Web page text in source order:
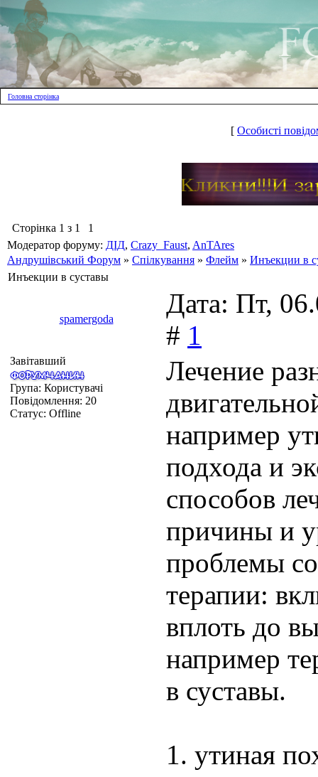
Головна сторінка
[ Особисті
Сторінка 1 з 1
1
Модератор форуму: ДІД, Crazy_Faust, AnTAres
Андрушівський Форум » Спілкування » Флейм » Инъекции в
Инъекции в суставы
spamergoda
Дата: Пт,
# 1
Завітавший
Група: Користувачі
Повідомлення: 20
Статус: Offline
Лечение
например
подхода и
способов
причины и
проблемы
терапии:
вплоть до
например
в суставы.
1. утиная